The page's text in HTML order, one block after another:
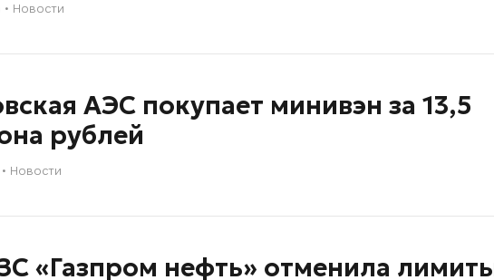
Новости
АЭС покупает минивэн за 13,5
рублей
Новости
«Газпром нефть» отменила